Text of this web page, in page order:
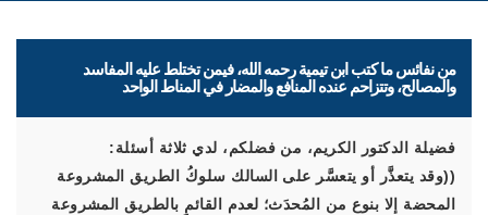
من نفائس ما كتب ابن تيمية رحمه الله، فيمن تختلط عليه المفاسد
والمصالح، وتتزاحم عنده المنافع والمضار في المناط الواحد
فضيلة الدكتور الكريم، من فضلكم، لدي ثلاثة أسئلة:
((وقد يتعذَّر أو يتعسَّر على السالك سلوكُ الطريق المشروعة
المحضة إلا بنوع من المُحدَث؛ لعدم القائمِ بالطريق المشروعة